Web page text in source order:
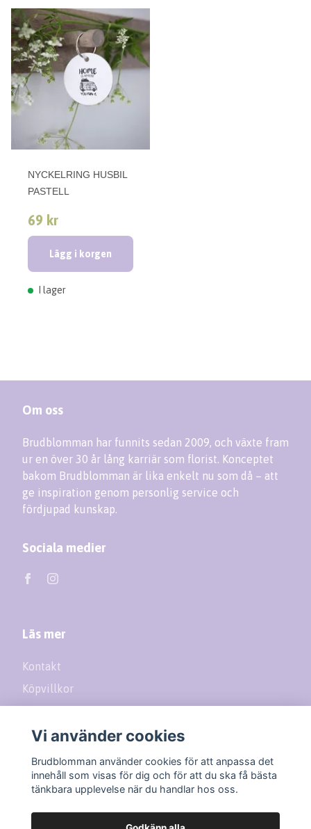
NYCKELRING HUSBIL
PASTELL
69 kr
Lägg i korgen
I lager
Om oss
Brudblomman har funnits sedan 2009, och växte fram
ur en över 30 år lång karriär som florist. Konceptet
bakom Brudblomman är lika enkelt nu som då – att
ge inspiration genom personlig service och
fördjupad kunskap.
Sociala medier
Läs mer
Kontakt
Köpvillkor
Prenumerera på vårt nyhetsbrev
Vi använder cookies
Brudblomman använder cookies för att anpassa det
innehåll som visas för dig och för att du ska få bästa
tänkbara upplevelse när du handlar hos oss.